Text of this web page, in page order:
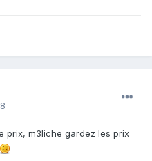
prix, m3liche gardez les prix